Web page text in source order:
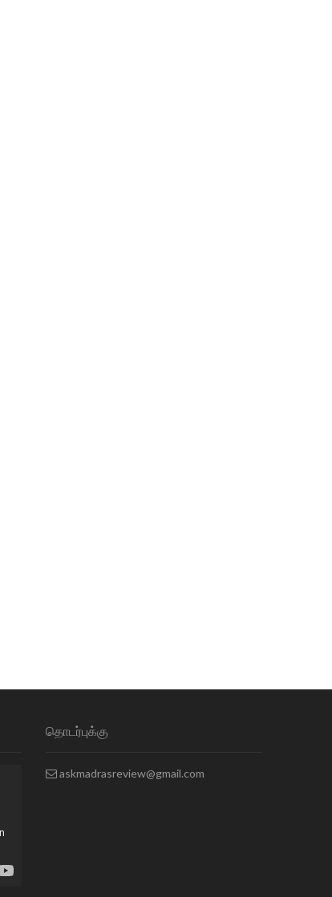
தொடர்புக்கு
askmadrasreview@gmail.com